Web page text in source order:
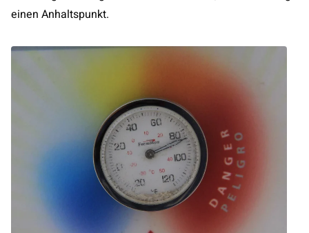
einen Anhaltspunkt.